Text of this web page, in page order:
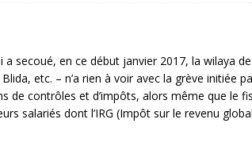
militaire
a secoué, en ce début janvier 2017, la wilaya
etc. – n’a rien à voir avec la grève initiée
de contrôles et d’impôts, alors même que le
salariés dont l’IRG (Impôt sur le revenu